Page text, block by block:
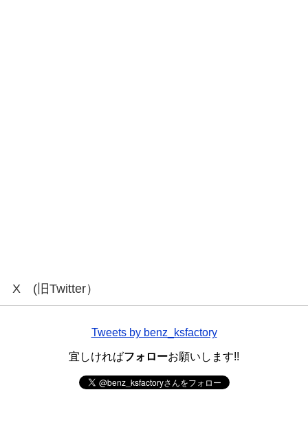
X (旧Twitter）
Tweets by benz_ksfactory
宜しければフォローお願いします!!